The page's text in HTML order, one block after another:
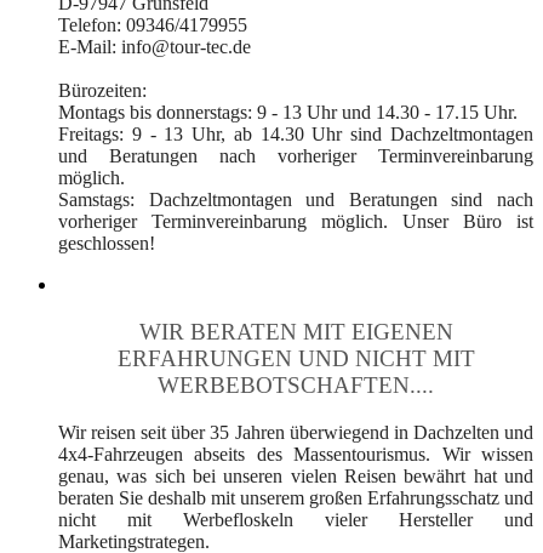
Telefon: 09346/4179955
E-Mail: info@tour-tec.de
Bürozeiten:
Montags bis donnerstags: 9 - 13 Uhr und 14.30 - 17.15 Uhr.
Freitags: 9 - 13 Uhr, ab 14.30 Uhr sind Dachzeltmontagen
und Beratungen nach vorheriger Terminvereinbarung
möglich.
Samstags: Dachzeltmontagen und Beratungen sind nach
vorheriger Terminvereinbarung möglich. Unser Büro ist
geschlossen!
WIR BERATEN MIT EIGENEN
ERFAHRUNGEN UND NICHT MIT
WERBEBOTSCHAFTEN....
Wir reisen seit über 35 Jahren überwiegend in Dachzelten und
4x4-Fahrzeugen abseits des Massentourismus. Wir wissen
genau, was sich bei unseren vielen Reisen bewährt hat und
beraten Sie deshalb mit unserem großen Erfahrungsschatz und
nicht mit Werbefloskeln vieler Hersteller und
Marketingstrategen.